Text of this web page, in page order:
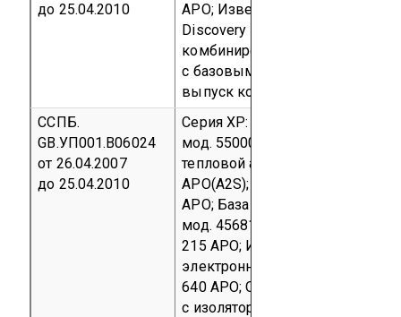
до 25.04.2010
APO; Извещатель пожарный
Discovery мод. 58000-700 АРО;
комбинированный серии ХР95
с базовым основанием мод.
выпуск код ТН ВЭД 8531 10
ССПБ.
GB.УП001.В06024
от 26.04.2007
до 25.04.2010
Серия XP:
мод. 55000-401 APO(CS);
тепловой адресный
APO(А2S);
APO; База с реле мод. 45681-
мод. 45681-284 APO;
215 APO; Извещатель
электронный адресный
640 APO;Оповещатель
с изолятором короткого